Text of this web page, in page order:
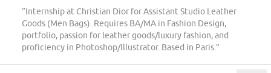
“Internship at Christian Dior for Assistant Studio Leather
Goods (Men Bags). Requires BA/MA in Fashion Design,
portfolio, passion for leather goods/luxury fashion, and
proficiency in Photoshop/Illustrator. Based in Paris.”